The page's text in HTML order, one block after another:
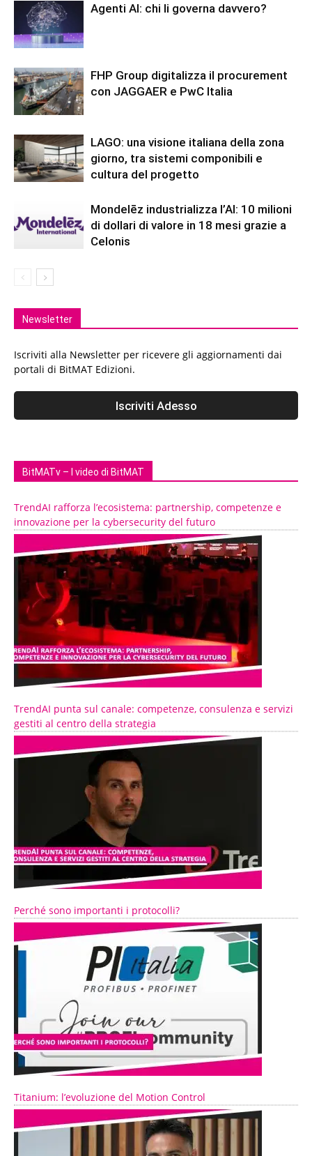
Agenti AI: chi li governa davvero?
FHP Group digitalizza il procurement
con JAGGAER e PwC Italia
LAGO: una visione italiana della zona
giorno, tra sistemi componibili e
cultura del progetto
Mondelēz industrializza l’AI: 10 milioni
di dollari di valore in 18 mesi grazie a
Celonis
Newsletter
Iscriviti alla Newsletter per ricevere gli aggiornamenti dai
portali di BitMAT Edizioni.
BitMATv – I video di BitMAT
TrendAI rafforza l’ecosistema: partnership, competenze e
innovazione per la cybersecurity del futuro
TrendAI punta sul canale: competenze, consulenza e servizi
gestiti al centro della strategia
Perché sono importanti i protocolli?
Titanium: l’evoluzione del Motion Control